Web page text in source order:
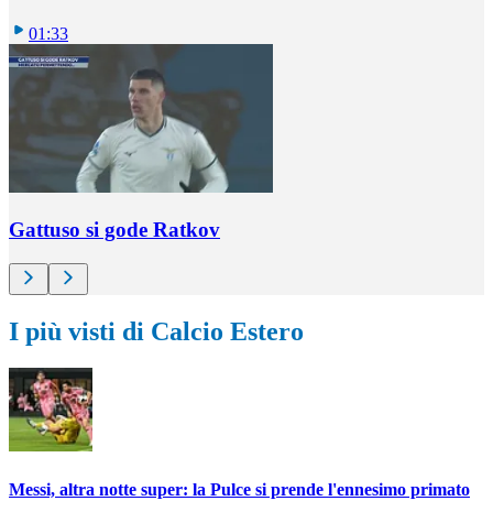
01:33
Gattuso si gode Ratkov
I più visti di Calcio Estero
Messi, altra notte super: la Pulce si prende l'ennesimo primato